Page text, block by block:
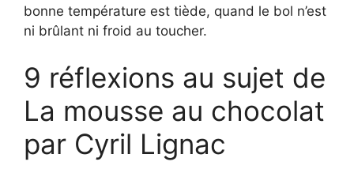
bonne température est tiède, quand le bol n’est
ni brûlant ni froid au toucher.
9 réflexions au sujet de
La mousse au chocolat
par Cyril Lignac